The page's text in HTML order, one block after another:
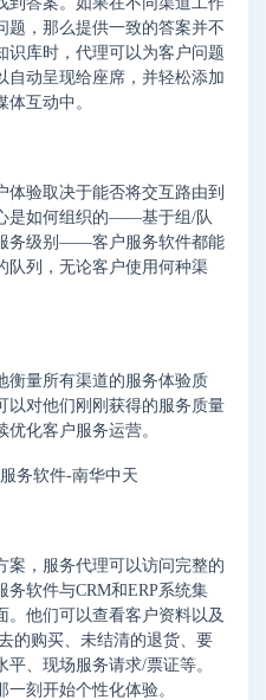
题，那么提供一致的答案并不
识库时，代理可以为客户问题
自动呈现给座席，并轻松添加
互动中。
验取决于能否将交互路由到
是如何组织的——基于组/队
务级别——客户服务软件都能
队列，无论客户使用何种渠
衡量所有渠道的服务体验质
以对他们刚刚获得的服务质量
化客户服务运营。
案，服务代理可以访问完整的
软件与CRM和ERP系统集
。他们可以查看客户资料以及
的购买、未结清的退货、要
、现场服务请求/票证等。
刻开始个性化体验。